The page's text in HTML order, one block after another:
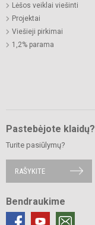
Lėšos veiklai viešinti
Projektai
Viešieji pirkimai
1,2% parama
Pastebėjote klaidų?
Turite pasiūlymų?
RAŠYKITE
Bendraukime